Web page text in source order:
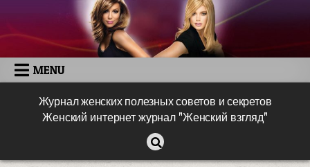
MENU
Журнал женских полезных советов и секретов
Женский интернет журнал "Женский взгляд"